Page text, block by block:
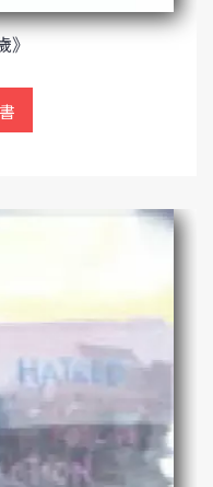
》